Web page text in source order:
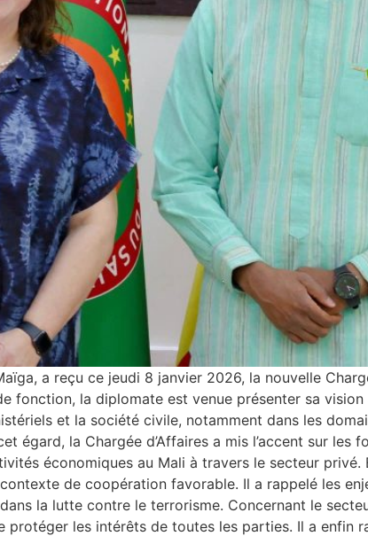
a reçu ce jeudi 8 janvier 2026, la nouvelle
fonction, la diplomate est venue présenter sa
et la société civile, notamment dans les
égard, la Chargée d’Affaires a mis l’accent sur
économiques au Mali à travers le secteur privé.
de coopération favorable. Il a rappelé les
la lutte contre le terrorisme. Concernant le
protéger les intérêts de toutes les parties. Il a enfin